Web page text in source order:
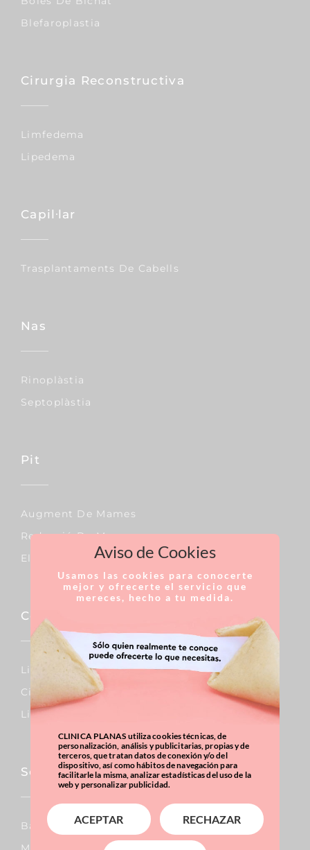
Blefaroplastia
Cirurgia Reconstructiva
Limfedema
Lipedema
Capil·lar
Trasplantaments De Cabells
Nas
Rinoplàstia
Septoplàstia
Pit
Augment De Mames
Reducció De Mames
Elevació De Mames
Corporal
Lipo Vaser
Cirurgia De L’abdomen
Liposucció
Sobrepes i obesitat
Baló Intragàstric
Aviso de Cookies
Usamos las cookies para conocerte
mejor y ofrecerte el servicio que
mereces, hecho a tu medida.
CLINICA PLANAS utiliza cookies técnicas, de
personalización, análisis y publicitarias, propias y de
terceros, que tratan datos de conexión y/o del
dispositivo, así como hábitos de navegación para
facilitarle la misma, analizar estadísticas del uso de la
web y personalizar publicidad.
ACEPTAR RECHAZAR